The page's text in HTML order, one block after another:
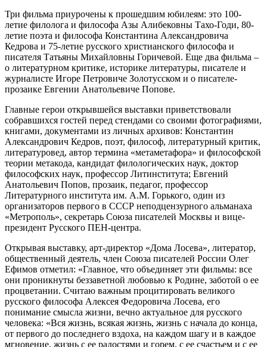
Три фильма приурочены к прошедшим юбилеям: это 100-
летие филолога и философа Азы Алибековны Тахо-Годи, 80-
летие поэта и философа Константина Александровича
Кедрова и 75-летие русского христианского философа и
писателя Татьяны Михайловны Горичевой. Еще два фильма –
о литературном критике, историке литературы, писателе и
журналисте Игоре Петровиче Золотусском и о писателе-
прозаике Евгении Анатольевиче Попове.
Главные герои открывшейся выставки приветствовали
собравшихся гостей перед стендами со своими фотографиями,
книгами, документами из личных архивов: Константин
Александрович Кедров, поэт, философ, литературный критик,
литературовед, автор термина «метаметафора» и философской
теории метакода, кандидат филологических наук, доктор
философских наук, профессор Литинститута; Евгений
Анатольевич Попов, прозаик, педагог, профессор
Литературного института им. А.М. Горького, один из
организаторов первого в СССР неподцензурного альманаха
«Метрополь», секретарь Союза писателей Москвы и вице-
президент Русского ПЕН-центра.
Открывая выставку, арт-директор «Дома Лосева», литератор,
общественный деятель, член Союза писателей России Олег
Ефимов отметил: «Главное, что объединяет эти фильмы: все
они проникнуты беззаветной любовью к Родине, заботой о ее
процветании. Считаю важным процитировать великого
русского философа Алексея Федоровича Лосева, его
понимание смысла жизни, вечно актуальное для русского
человека: «Вся жизнь, всякая жизнь, жизнь с начала до конца,
от первого до последнего вздоха, на каждом шагу и в каждое
мгновение, жизнь с ее радостями и горем, с ее счастьем и с ее